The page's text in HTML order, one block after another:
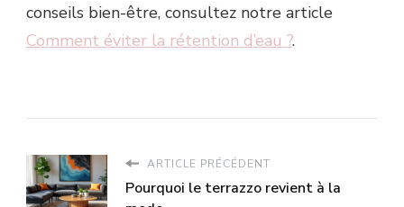
conseils bien-être, consultez notre article
Comment éviter la rétention d’eau ?.
ARTICLE PRÉCÉDENT
Pourquoi le terrazzo revient à la